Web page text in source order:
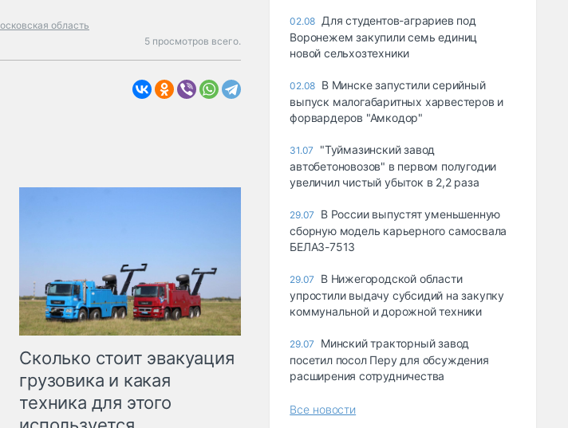
область
5 просмотров всего.
Сколько стоит эвакуация
грузовика и какая
техника для этого
02.08 Для студентов-аграриев под
Воронежем закупили семь единиц
новой сельхозтехники
02.08 В Минске запустили серийный
выпуск малогабаритных харвестеров и
форвардеров "Амкодор"
31.07
"Туймазинский завод
автобетоновозов" в первом полугодии
увеличил чистый убыток в 2,2 раза
29.07
В России выпустят уменьшенную
сборную модель карьерного самосвала
БЕЛАЗ-7513
29.07
В Нижегородской области
упростили выдачу субсидий на закупку
коммунальной и дорожной техники
29.07
Минский тракторный завод
посетил посол Перу для обсуждения
расширения сотрудничества
Все новости